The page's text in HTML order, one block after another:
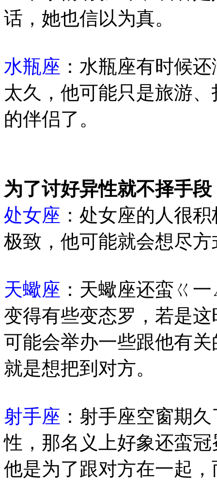
话，她也信以为真。
水瓶座 ：水瓶座有时候
太久，他可能只是旅游
的伴侣了。
为了讨好异性就不择手段
处女座 ：处女座的人很
极致，他可能就会想尽
天蠍座 ：天蠍座还蛮ㄍ
变得有些变态罗，若是
可能会举办一些跟他有
就是想把到对方。
射手座 ：射手座空窗期
性，那名义上好象还蛮
他是为了跟对方在一起